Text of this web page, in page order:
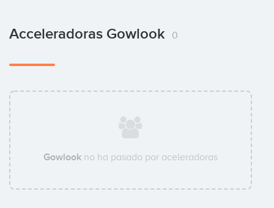
Acceleradoras Gowlook 0
Gowlook no ha pasado por aceleradoras